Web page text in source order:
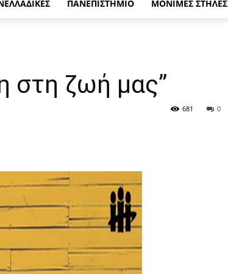
ΠΑΝΕΠΙΣΤΗΜΙΟ ΜΟΝΙΜΕΣ ΣΤΗΛΕΣ
στη ζωή μας”
0
681